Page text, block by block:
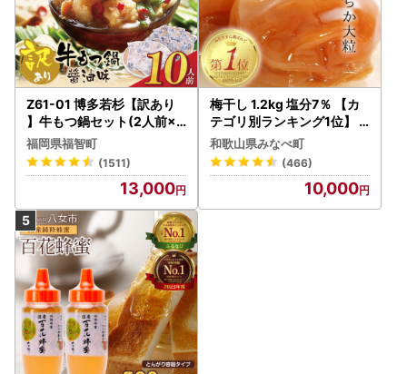
Z61-01 博多若杉【訳あり
】牛もつ鍋セット(2人前×5
) 10人前 もつ鍋
福岡県福智町
(1511)
13,000
梅干し 1.2kg 塩分7％ 【カ
テゴリ別ランキング1位】
はちみつ梅干し ご家庭用 【
baijuen002B】
和歌山県みなべ町
(466)
10,000